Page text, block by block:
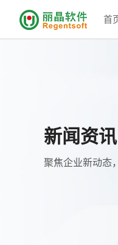
首
新闻资讯
聚焦企业新动态